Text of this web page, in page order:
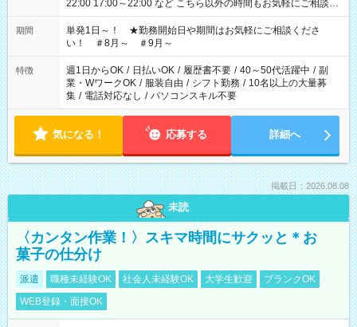
22:00 17:00～22:00 など こちら以外の時間もお気軽にご相談く
ださい！
期間
単発1日～！ ★勤務開始日や期間はお気軽にご相談くださ
い！ ＃8月～ ＃9月～
特徴 週1日からOK / 日払いOK / 履歴書不要 / 40～50代活躍中 / 副
業・WワークOK / 服装自由 / シフト勤務 / 10名以上の大量募
集 / 電話対応なし / パソコンスキル不要
気になる！ 応募する 詳細へ
掲載日：2026.08.08
未読
〈カンタン作業！〉スキマ時間にサクッと＊お
菓子の仕分け
派遣 職種未経験OK 社会人未経験OK 大学生歓迎
ブランクOK
WEB登録・面接OK